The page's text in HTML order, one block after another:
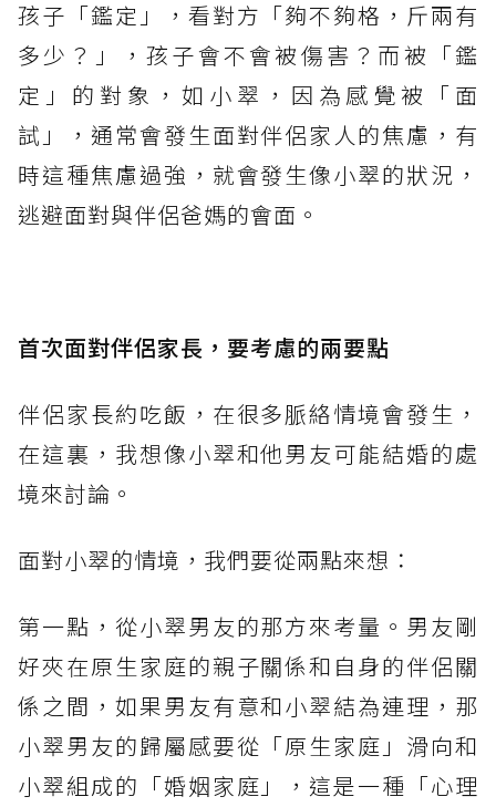
孩子「鑑定」，看對方「夠不夠格，斤兩有
多少？」，孩子會不會被傷害？而被「鑑
定」的對象，如小翠，因為感覺被「面
試」，通常會發生面對伴侶家人的焦慮，有
時這種焦慮過強，就會發生像小翠的狀況，
逃避面對與伴侶爸媽的會面。
首次面對伴侶家長，要考慮的兩要點
伴侶家長約吃飯，在很多脈絡情境會發生，
在這裏，我想像小翠和他男友可能結婚的處
境來討論。
面對小翠的情境，我們要從兩點來想：
第一點，從小翠男友的那方來考量。男友剛
好夾在原生家庭的親子關係和自身的伴侶關
係之間，如果男友有意和小翠結為連理，那
小翠男友的歸屬感要從「原生家庭」滑向和
小翠組成的「婚姻家庭」，這是一種「心理